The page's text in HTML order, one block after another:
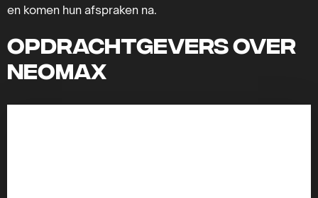
en komen hun afspraken na.
Opdrachtgevers over
neomax